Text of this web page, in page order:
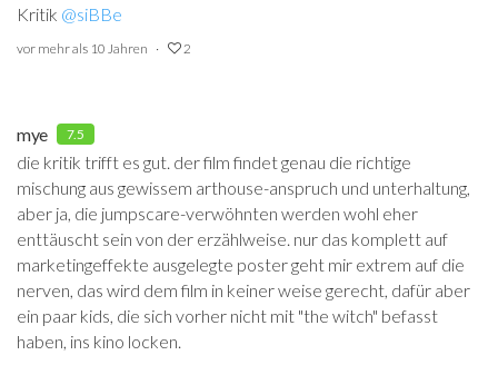
Kritik @siBBe
vor mehr als 10 Jahren 2
mye 7.5
die kritik trifft es gut. der film findet genau die richtige
mischung aus gewissem arthouse-anspruch und unterhaltung,
aber ja, die jumpscare-verwöhnten werden wohl eher
enttäuscht sein von der erzählweise. nur das komplett auf
marketingeffekte ausgelegte poster geht mir extrem auf die
nerven, das wird dem film in keiner weise gerecht, dafür aber
ein paar kids, die sich vorher nicht mit "the witch" befasst
haben, ins kino locken.